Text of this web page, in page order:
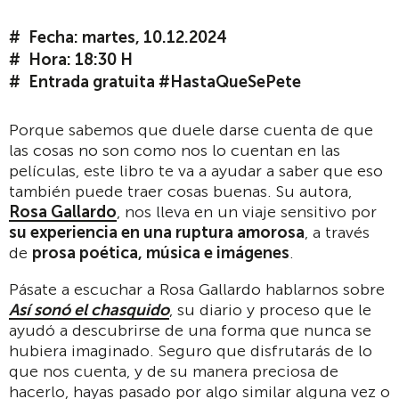
Fecha: martes, 10.12.2024
Hora: 18:30 H
Entrada gratuita #HastaQueSePete
Porque sabemos que duele darse cuenta de que
las cosas no son como nos lo cuentan en las
películas, este libro te va a ayudar a saber que eso
también puede traer cosas buenas. Su autora,
Rosa Gallardo, nos lleva en un viaje sensitivo por
su experiencia en una ruptura amorosa, a través
de prosa poética, música e imágenes.
Pásate a escuchar a Rosa Gallardo hablarnos sobre
Así sonó el chasquido, su diario y proceso que le
ayudó a descubrirse de una forma que nunca se
hubiera imaginado. Seguro que disfrutarás de lo
que nos cuenta, y de su manera preciosa de
hacerlo, hayas pasado por algo similar alguna vez o